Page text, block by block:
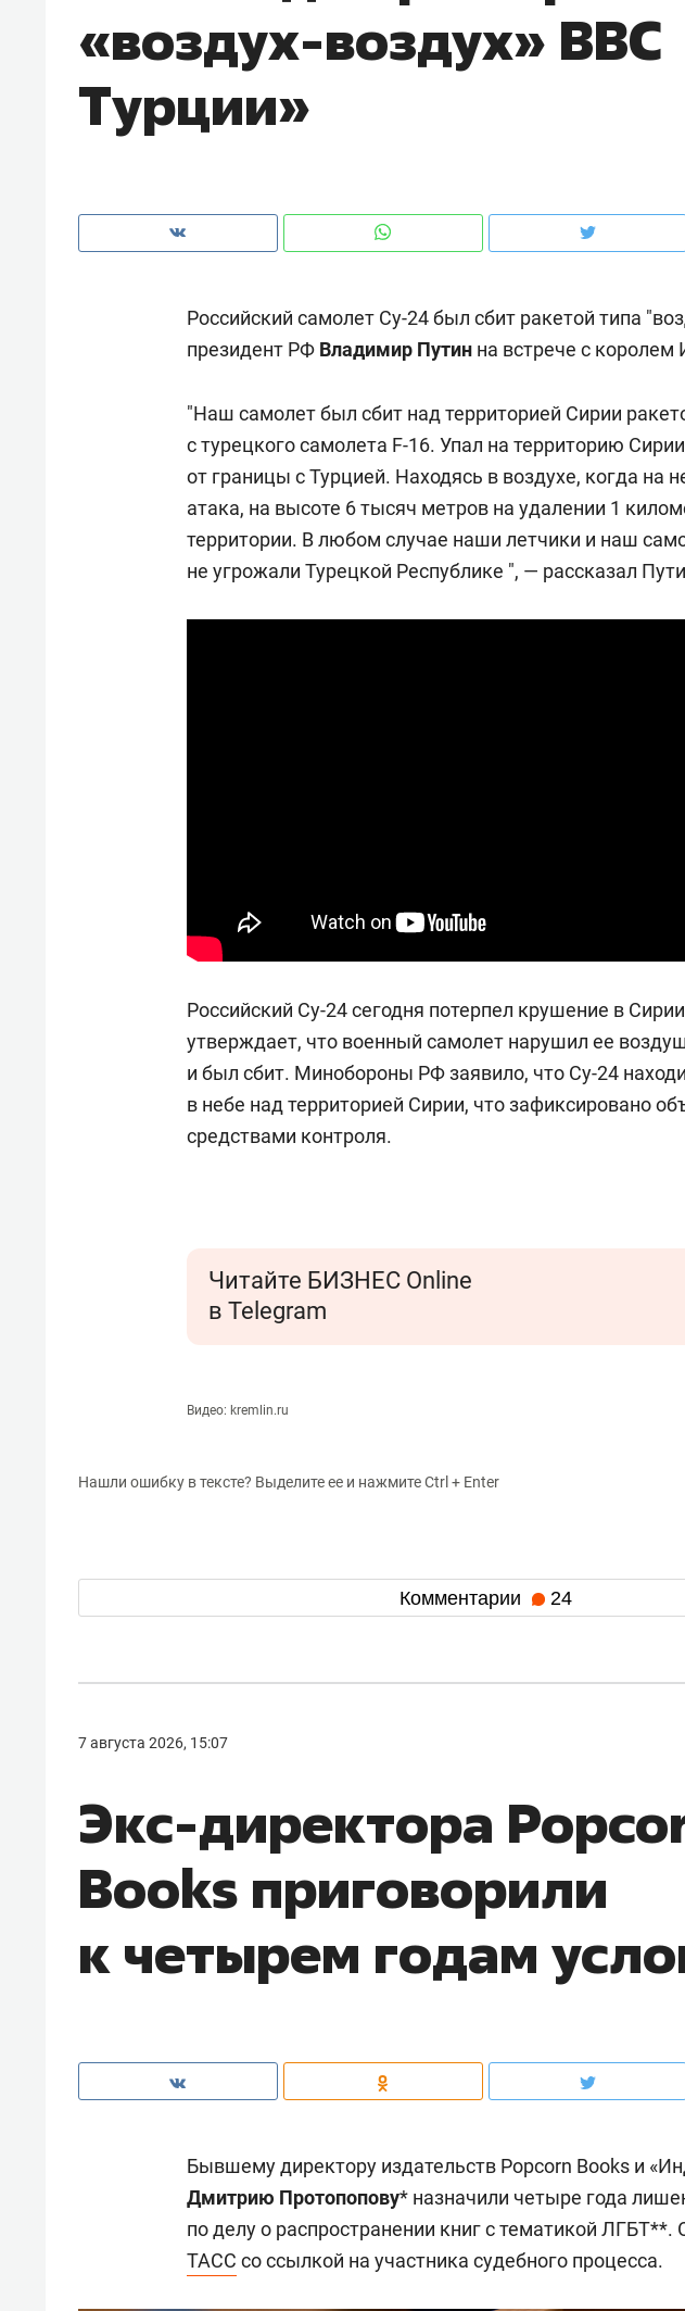
«воздух-воздух» ВВС
Турции»
Российский самолет Су-24 был сбит ракетой типа
президент РФ Владимир Путин на встрече с королем
"Наш самолет был сбит над территорией Сирии
с турецкого самолета F-16. Упал на территорию
от границы с Турцией. Находясь в воздухе, когда на
атака, на высоте 6 тысяч метров на удалении 1
территории. В любом случае наши летчики и наш
не угрожали Турецкой Республике ", — рассказал
Российский Су-24 сегодня потерпел крушение в
утверждает, что военный самолет нарушил ее
и был сбит. Минобороны РФ заявило, что Су-24
в небе над территорией Сирии, что зафиксировано
средствами контроля.
Читайте БИЗНЕС Online
в Telegram
Видео: kremlin.ru
Нашли ошибку в тексте? Выделите ее и нажмите Ctrl + Enter
Комментарии 24
7 августа 2026, 15:07
Экс-директора
Books приговорили
к четырем годам
Бывшему директору издательств Popcorn Books и
Дмитрию Протопопову* назначили четыре года
по делу о распространении книг с тематикой
ТАСС со ссылкой на участника судебного процесса.
чем интересен Оман?
о трехкратном росте
клиентах и чудных
создают оазис жилого
комфорта под Казанью
150 камер до квартиры и
ID вместо ключа: какой
безопасность в ЖК «Нова»